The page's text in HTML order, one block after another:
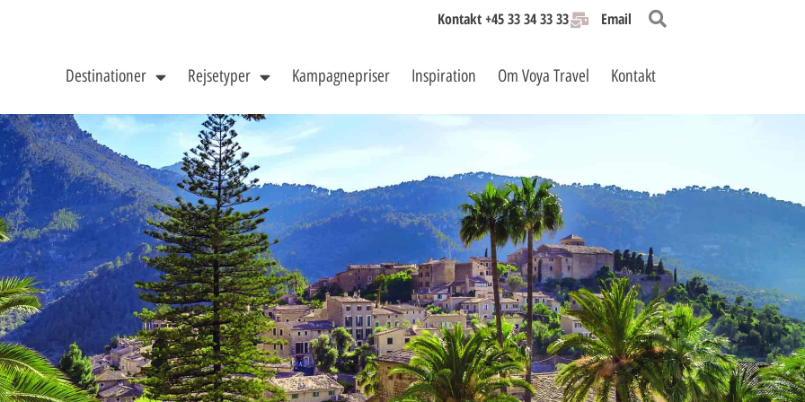
Kontakt +45 33 34 33 33 Email
Destinationer Rejsetyper Kampagnepriser Inspiration Om Voya Travel Kontakt